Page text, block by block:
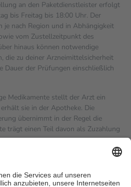
an den Paketdienstleister erfolgt
bis Freitag bis 18:00 Uhr. Der
je nach Region und in Abhängigkeit
vom Zustellzeitpunkt des
hinaus können notwendige
die zu deiner Arzneimittelsicherheit
Dauer der Prüfungen einschließlich
Medikamente stellt der Arzt ein
sie in der Apotheke. Die
übernimmt in der Regel die
trägt einen Teil davon als Zuzahlung
Zuzahlungen in Höhe von zehn
jedoch nie mehr als die
zu entrichten.